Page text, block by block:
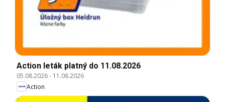
Action leták platný do 11.08.2026
05.08.2026- 11.08.2026
Action